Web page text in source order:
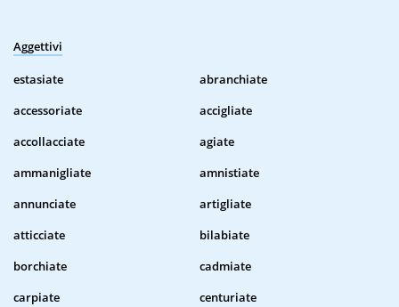
Aggettivi
estasiate
abranchiate
accessoriate
accigliate
accollacciate
agiate
ammanigliate
amnistiate
annunciate
artigliate
atticciate
bilabiate
borchiate
cadmiate
carpiate
centuriate